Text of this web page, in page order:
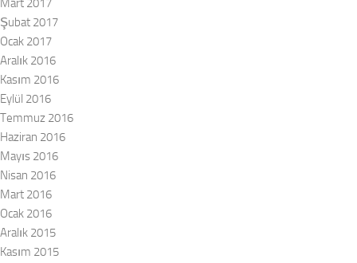
Mart 2017
Şubat 2017
Ocak 2017
Aralık 2016
Kasım 2016
Eylül 2016
Temmuz 2016
Haziran 2016
Mayıs 2016
Nisan 2016
Mart 2016
Ocak 2016
Aralık 2015
Kasım 2015